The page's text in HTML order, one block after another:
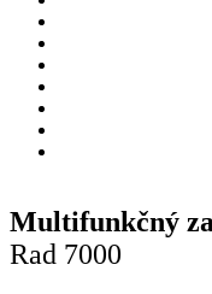
Multifunkčný
Rad 7000